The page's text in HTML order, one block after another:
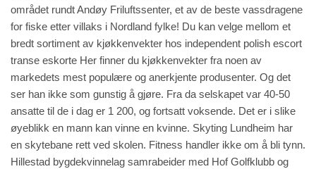
området rundt Andøy Friluftssenter, et av de beste vassdragene
for fiske etter villaks i Nordland fylke! Du kan velge mellom et
bredt sortiment av kjøkkenvekter hos independent polish escort
transe eskorte Her finner du kjøkkenvekter fra noen av
markedets mest populære og anerkjente produsenter. Og det
ser han ikke som gunstig å gjøre. Fra da selskapet var 40-50
ansatte til de i dag er 1 200, og fortsatt voksende. Det er i slike
øyeblikk en mann kan vinne en kvinne. Skyting Lundheim har
en skytebane rett ved skolen. Fitness handler ikke om å bli tynn.
Hillestad bygdekvinnelag samrabeider med Hof Golfklubb og